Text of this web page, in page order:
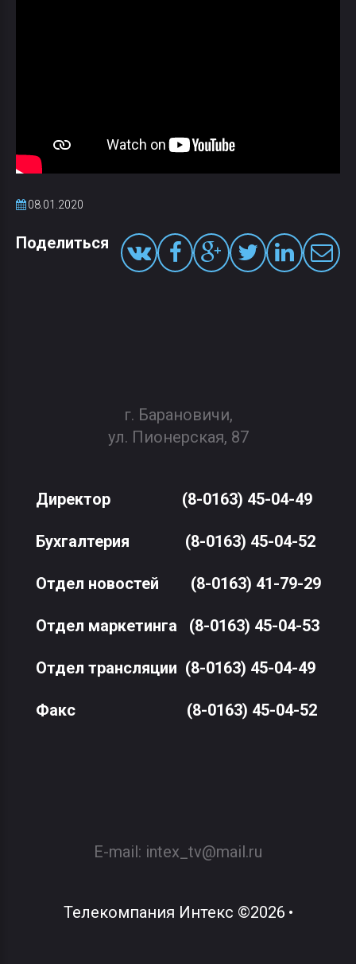
08.01.2020
Поделиться
г. Барановичи,
ул. Пионерская, 87
Директор (8-0163) 45-04-49
Бухгалтерия (8-0163) 45-04-52
Отдел новостей (8-0163) 41-79-29
Отдел маркетинга (8-0163) 45-04-53
Отдел трансляции (8-0163) 45-04-49
Факс(8-0163) 45-04-52
E-mail: intex_tv@mail.ru
Телекомпания Интекс ©2026